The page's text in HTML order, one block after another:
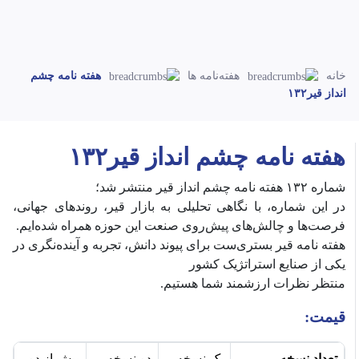
خانه هفته‌نامه ها
هفته نامه چشم
انداز قیر۱۳۲
هفته نامه چشم انداز قیر۱۳۲
شماره ۱۳۲ هفته نامه چشم انداز قیر منتشر شد؛
‎در این شماره، با نگاهی تحلیلی به بازار قیر، روندهای جهانی،
فرصت‌ها و چالش‌های پیش‌روی صنعت این حوزه همراه شده‌ایم.
‎هفته نامه قیر بستری‌ست برای پیوند دانش، تجربه و آینده‌نگری در
یکی از صنایع استراتژیک کشور
قیمت: